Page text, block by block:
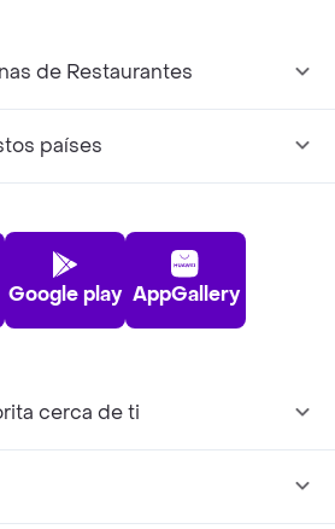
de Restaurantes
países
Google play AppGallery
cerca de ti